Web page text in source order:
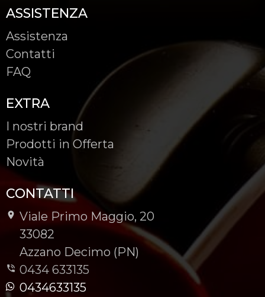
ASSISTENZA
Assistenza
Contatti
FAQ
EXTRA
I nostri brand
Prodotti in Offerta
Novità
CONTATTI
Viale Primo Maggio, 20
-
33082
-
Azzano Decimo (PN)
0434 633135
0434633135